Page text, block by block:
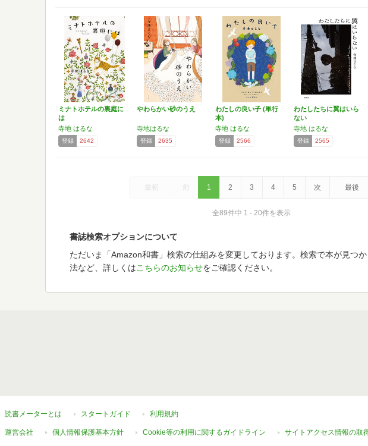
ミナトホテルの裏庭に
は
寺地 はるな
登録 2642
やわらかい砂のうえ
寺地はるな
登録 2635
わたしの良い子 (単行
本)
寺地 はるな
登録 2566
わたしたちに翼はいら
ない
寺地 はるな
登録 2565
最初 前 1 2 3 4 5 次 最後
全89件中 1 - 20件を表示
書誌検索オプションについて
ただいま「Amazon和書」検索の仕組みを変更しております。検索で本が見つ
法など、詳しくはこちらのお知らせをご確認ください。
読書メーターとは スタートガイド 利用規約
運営会社 個人情報保護基本方針 Cookie等の利用に関するガイドライン サイトアクセス情報の取